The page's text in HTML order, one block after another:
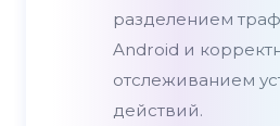
разделением
Android и
отслеживанием
действий.